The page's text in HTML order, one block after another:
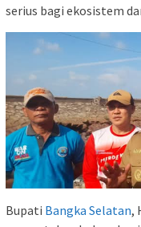
serius bagi ekosistem
Bupati Bangka Selatan,